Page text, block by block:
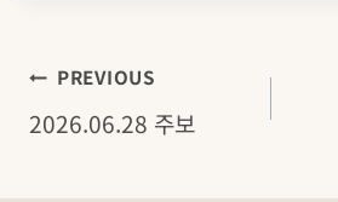
글PREVIOUS
2026.06.28 주보